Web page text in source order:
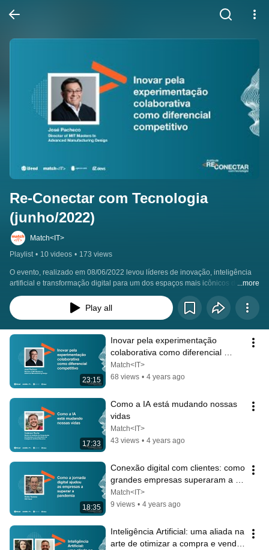
Re-Conectar com Tecnologia
(junho/2022)
Match<IT>
Playlist • 10 videos • 173 views
O evento, realizado em 08/06/2022 levou líderes de inovação, inteligência
artificial e transformação digital para um dos espaços mais icônicos do
Brasil, o MASP.
...more
Play all
23:15
Inovar pela experimentação
colaborativa como diferencial
competitivo
Match<IT>
68 views • 4 years ago
17:33
Como a IA está mudando nossas
vidas
Match<IT>
43 views • 4 years ago
18:35
Conexão digital com clientes: como
grandes empresas superaram a
pandemia
Match<IT>
9 views • 4 years ago
Inteligência Artificial: uma aliada na
arte de otimizar a compra e venda